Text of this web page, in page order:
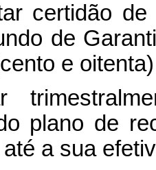
certidão
de
e
plano de
a sua